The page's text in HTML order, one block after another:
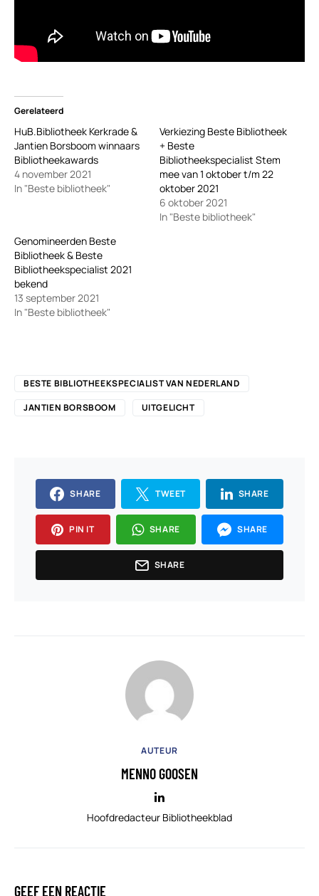
Gerelateerd
HuB.Bibliotheek Kerkrade &
Jantien Borsboom winnaars
Bibliotheekawards
4 november 2021
In "Beste bibliotheek"
Verkiezing Beste Bibliotheek
+ Beste
Bibliotheekspecialist Stem
mee van 1 oktober t/m 22
oktober 2021
6 oktober 2021
In "Beste bibliotheek"
Genomineerden Beste
Bibliotheek & Beste
Bibliotheekspecialist 2021
bekend
13 september 2021
In "Beste bibliotheek"
BESTE BIBLIOTHEEKSPECIALIST VAN NEDERLAND
JANTIEN BORSBOOM
UITGELICHT
SHARE TWEET SHARE
PIN IT SHARE SHARE
SHARE
AUTEUR
MENNO GOOSEN
Hoofdredacteur Bibliotheekblad
GEEF EEN REACTIE